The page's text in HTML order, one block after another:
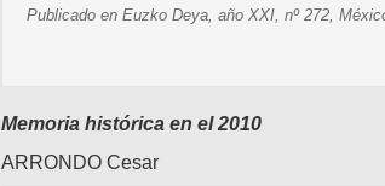
Publicado en Euzko Deya, año XXI, nº 272,
Memoria histórica en el 2010
ARRONDO Cesar